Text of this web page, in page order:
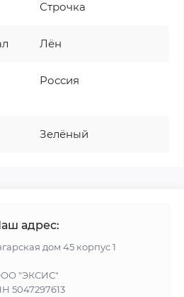
Строчка
Лён
Россия
Зелёный
адрес:
дом 45 корпус 1
"ЭКСИС"
5047297613